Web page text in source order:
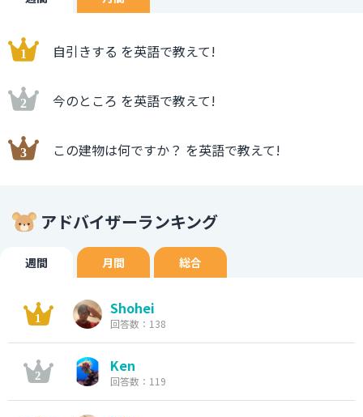
自引きする を英語で教えて!
今のところ を英語で教えて!
この建物は何ですか？ を英語で教えて!
アドバイザーランキング
週間 月間 総合
Shohei
回答数：138
Ken
回答数：119